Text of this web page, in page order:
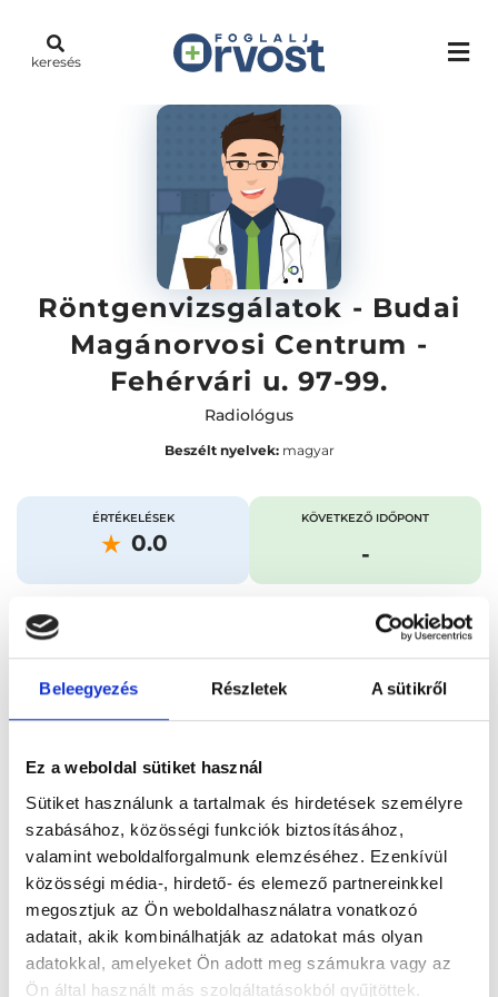
Beleegyezés Részletek A sütikről
Ez a weboldal sütiket használ
Sütiket használunk a tartalmak és hirdetések személyre
szabásához, közösségi funkciók biztosításához,
valamint weboldalforgalmunk elemzéséhez. Ezenkívül
közösségi média-, hirdető- és elemező partnereinkkel
megosztjuk az Ön weboldalhasználatra vonatkozó
adatait, akik kombinálhatják az adatokat más olyan
adatokkal, amelyeket Ön adott meg számukra vagy az
Ön által használt más szolgáltatásokból gyűjtöttek.
keresés
Röntgenvizsgálatok - Budai
Magánorvosi Centrum -
Fehérvári u. 97-99.
Radiológus
Beszélt nyelvek:magyar
ÉRTÉKELÉSEK
0.0
KÖVETKEZŐ IDŐPONT
-
Időpontfoglalás Vélemények
Foglalj időpontot
Főoldal Orvosok Radiológus